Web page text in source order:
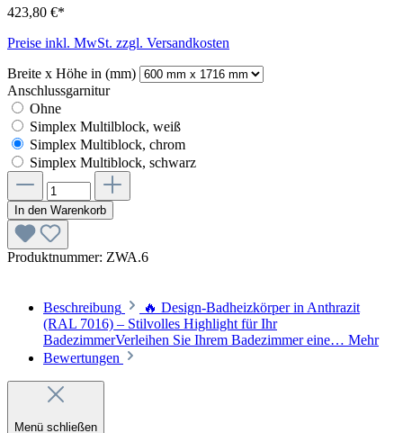
423,80 €*
Preise inkl. MwSt. zzgl. Versandkosten
Breite x Höhe in (mm)
Anschlussgarnitur
Ohne
Simplex Multilblock, weiß
Simplex Multiblock, chrom
Simplex Multiblock, schwarz
In den Warenkorb
Produktnummer: ZWA.6
Beschreibung
🔥 Design-Badheizkörper in Anthrazit
(RAL 7016) – Stilvolles Highlight für Ihr
BadezimmerVerleihen Sie Ihrem Badezimmer eine… Mehr
Bewertungen
Menü schließen